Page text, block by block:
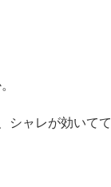
シャレが効いてて